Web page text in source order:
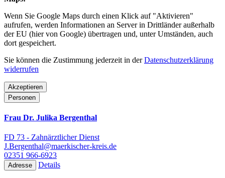
Wenn Sie Google Maps durch einen Klick auf "Aktivieren"
aufrufen, werden Informationen an Server in Drittländer außerhalb
der EU (hier von Google) übertragen und, unter Umständen, auch
dort gespeichert.
Sie können die Zustimmung jederzeit in derDatenschutzerklärung
widerrufen
Akzeptieren
Personen
Frau Dr. Julika Bergenthal
FD 73 - Zahnärztlicher Dienst
J.Bergenthal@maerkischer-kreis.de
02351 966-6923
Adresse Details